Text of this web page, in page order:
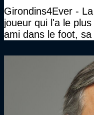
Girondins4Ever -
joueur qui l'a le
ami dans le foot,